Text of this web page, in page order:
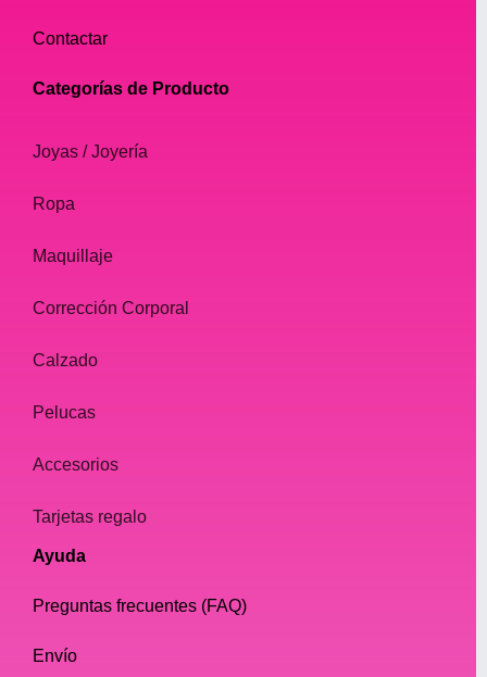
Contactar
Categorías de Producto
Joyas / Joyería
Ropa
Maquillaje
Corrección Corporal
Calzado
Pelucas
Accesorios
Tarjetas regalo
Ayuda
Preguntas frecuentes (FAQ)
Envío